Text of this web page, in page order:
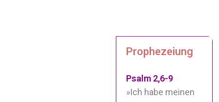
Prophezeiung
Psalm 2,6-9
»Ich habe meinen